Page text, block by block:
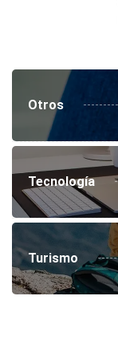
Otros
Tecnología
Turismo